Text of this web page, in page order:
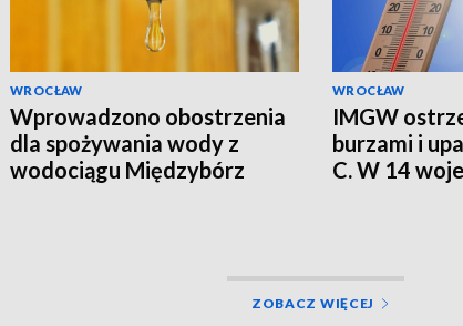
WROCŁAW
Wprowadzono obostrzenia
dla spożywania wody z
wodociągu Międzybórz
WROCŁAW
IMGW
burzami i
C. W 14
ZOBACZ WIĘCEJ